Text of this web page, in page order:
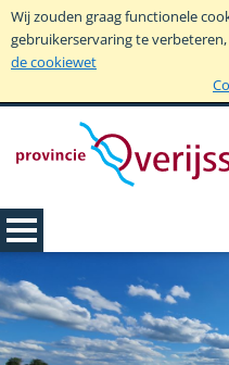
Wij zouden graag functionele
gebruikerservaring te
de cookiewet